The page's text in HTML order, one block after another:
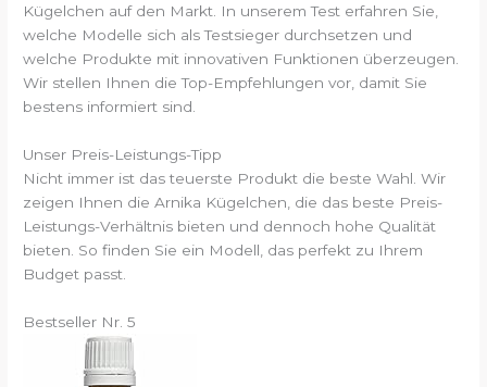
Kügelchen auf den Markt. In unserem Test erfahren Sie,
welche Modelle sich als Testsieger durchsetzen und
welche Produkte mit innovativen Funktionen überzeugen.
Wir stellen Ihnen die Top-Empfehlungen vor, damit Sie
bestens informiert sind.
Unser Preis-Leistungs-Tipp
Nicht immer ist das teuerste Produkt die beste Wahl. Wir
zeigen Ihnen die Arnika Kügelchen, die das beste Preis-
Leistungs-Verhältnis bieten und dennoch hohe Qualität
bieten. So finden Sie ein Modell, das perfekt zu Ihrem
Budget passt.
Bestseller Nr. 5